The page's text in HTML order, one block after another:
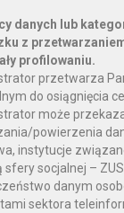
tym wnoszącego
2 miesiące od
publiczny
odmówi
wnoszący
mobilnej lub
można
Obywatelskich .
danych lub
z
profilowaniu.
przetwarza
do osiągnięcia
może
powierzenia
instytucje
sfery socjalnej –
danym
sektora